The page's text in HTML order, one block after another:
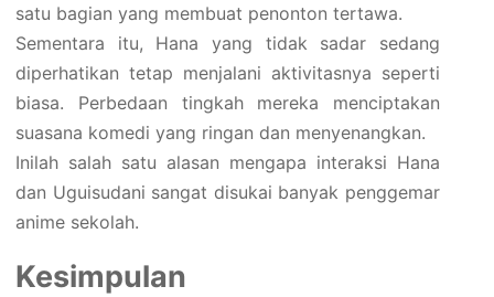
satu bagian yang membuat penonton tertawa.
Sementara itu, Hana yang tidak sadar sedang
diperhatikan tetap menjalani aktivitasnya seperti
biasa. Perbedaan tingkah mereka menciptakan
suasana komedi yang ringan dan menyenangkan.
Inilah salah satu alasan mengapa interaksi Hana
dan Uguisudani sangat disukai banyak penggemar
anime sekolah.
Kesimpulan